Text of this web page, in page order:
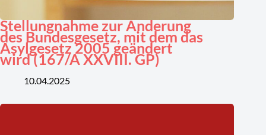
Stellungnahme zur Änderung
des Bundesgesetz, mit dem das
Asylgesetz 2005 geändert
wird (167/A XXVIII. GP)
10.04.2025